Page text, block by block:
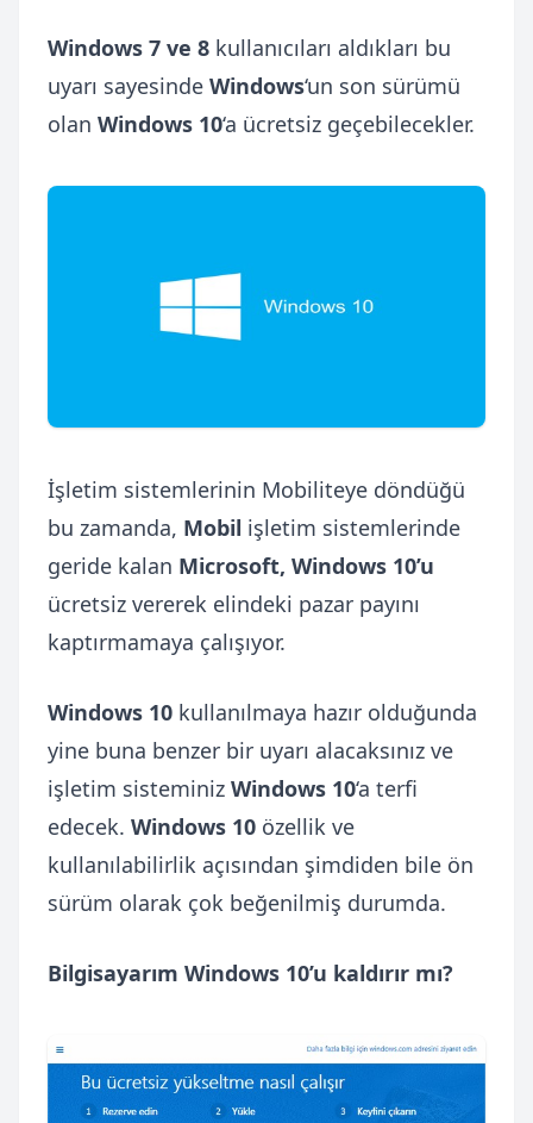
Windows 7 ve 8 kullanıcıları aldıkları bu
uyarı sayesinde Windows‘un son sürümü
olan Windows 10‘a ücretsiz geçebilecekler.
İşletim sistemlerinin Mobiliteye döndüğü
bu zamanda, Mobil işletim sistemlerinde
geride kalan Microsoft, Windows 10’u
ücretsiz vererek elindeki pazar payını
kaptırmamaya çalışıyor.
Windows 10 kullanılmaya hazır olduğunda
yine buna benzer bir uyarı alacaksınız ve
işletim sisteminiz Windows 10‘a terfi
edecek. Windows 10 özellik ve
kullanılabilirlik açısından şimdiden bile ön
sürüm olarak çok beğenilmiş durumda.
Bilgisayarım Windows 10’u kaldırır mı?